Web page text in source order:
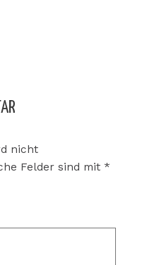
nicht
Felder sind mit *